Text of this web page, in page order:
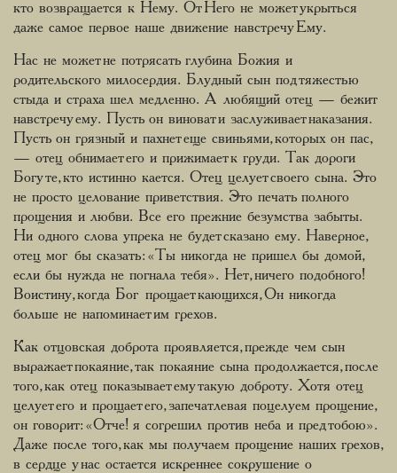
кто возвращается к Нему. От Него не может укрыться
даже самое первое наше движение навстречу Ему.
Нас не может не потрясать глубина Божия и
родительского милосердия. Блудный сын под тяжестью
стыда и страха шел медленно. А любящий отец — бежит
навстречу ему. Пусть он виноват и заслуживает наказания.
Пусть он грязный и пахнет еще свиньями, которых он пас,
— отец обнимает его и прижимает к груди. Так дороги
Богу те, кто истинно кается. Отец целует своего сына. Это
не просто целование приветствия. Это печать полного
прощения и любви. Все его прежние безумства забыты.
Ни одного слова упрека не будет сказано ему. Наверное,
отец мог бы сказать: «Ты никогда не пришел бы домой,
если бы нужда не погнала тебя». Нет, ничего подобного!
Воистину, когда Бог прощает кающихся, Он никогда
больше не напоминает им грехов.
Как отцовская доброта проявляется, прежде чем сын
выражает покаяние, так покаяние сына продолжается, после
того, как отец показывает ему такую доброту. Хотя отец
целует его и прощает его, запечатлевая поцелуем прощение,
он говорит: «Отче! я согрешил против неба и пред тобою».
Даже после того, как мы получаем прощение наших грехов,
в сердце у нас остается искреннее сокрушение о